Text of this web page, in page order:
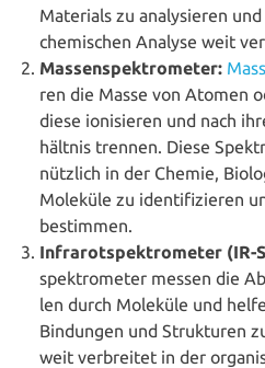
Materials zu ana­ly­sie­ren
che­mi­schen Analyse weit
Mas­sen­spek­tro­me­ter:
ren die Masse von Atomen
diese ioni­sie­ren und nach
hält­nis trennen. Diese
nützlich in der Chemie,
Moleküle zu iden­ti­fi­zie­ren
bestimmen.
Infra­rot­spek­tro­me­ter (IR-
spek­tro­me­ter messen die
len durch Moleküle und
Bindungen und Struk­tu­ren
weit ver­brei­tet in der